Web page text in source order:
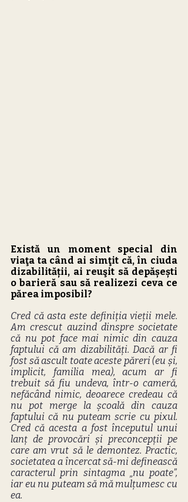
Există un moment special din
viaţa ta când ai simţit că, în ciuda
dizabilității, ai reuşit să depășești
o barieră sau să realizezi ceva ce
părea imposibil?
Cred că asta este definiția vieții mele.
Am crescut auzind dinspre societate
că nu pot face mai nimic din cauza
faptului că am dizabilități. Dacă ar fi
fost să ascult toate aceste păreri (eu și,
implicit, familia mea), acum ar fi
trebuit să fiu undeva, într-o cameră,
nefăcând nimic, deoarece credeau că
nu pot merge la școală din cauza
faptului că nu puteam scrie cu pixul.
Cred că acesta a fost începutul unui
lanț de provocări și preconcepții pe
care am vrut să le demontez. Practic,
societatea a încercat să-mi definească
caracterul prin sintagma „nu poate”,
iar eu nu puteam să mă mulțumesc cu
ea.